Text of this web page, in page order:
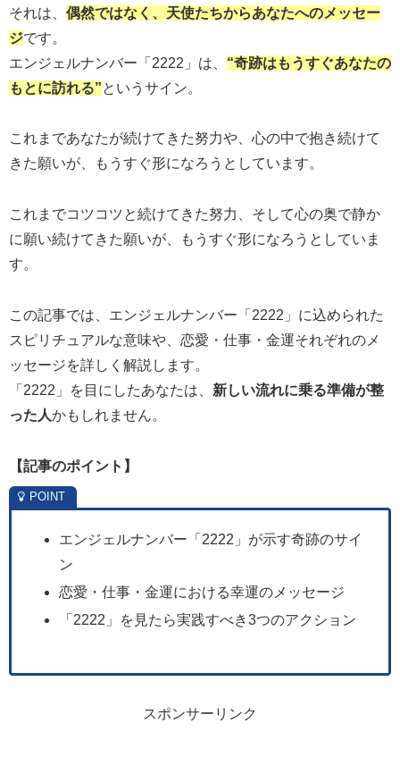
それは、 偶然ではなく、天使たちからあなたへのメッセー
ジです。
エンジェルナンバー「2222」は、 “奇跡はもうすぐあなたの
もとに訪れる”というサイン。
これまであなたが続けてきた努力や、心の中で抱き続けて
きた願いが、もうすぐ形になろうとしています。
これまでコツコツと続けてきた努力、そして心の奥で静か
に願い続けてきた願いが、もうすぐ形になろうとしていま
す。
この記事では、エンジェルナンバー「2222」に込められた
スピリチュアルな意味や、恋愛・仕事・金運それぞれのメ
ッセージを詳しく解説します。
「2222」を目にしたあなたは、 新しい流れに乗る準備が整
った人かもしれません。
【記事のポイント 】
エンジェルナンバー「2222」が示す奇跡のサイ
ン
恋愛・仕事・金運における幸運のメッセージ
「2222」を見たら実践すべき3つのアクション
スポンサーリンク